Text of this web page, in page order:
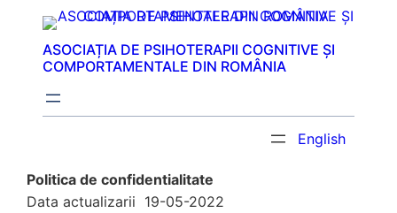
conținut
ASOCIAȚIA DE PSIHOTERAPII COGNITIVE ȘI
COMPORTAMENTALE DIN ROMÂNIA
English
Politica de confidentialitate
Data actualizarii 19-05-2022